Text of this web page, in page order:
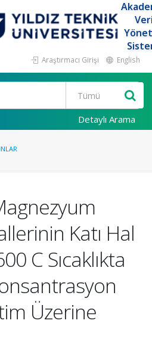
Araştırmacı Girişi English
Detaylı Arama
Katı Hal
C Sıcaklıkta
Üzerine